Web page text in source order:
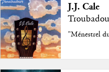
J.J. Cale
"Ménestrel